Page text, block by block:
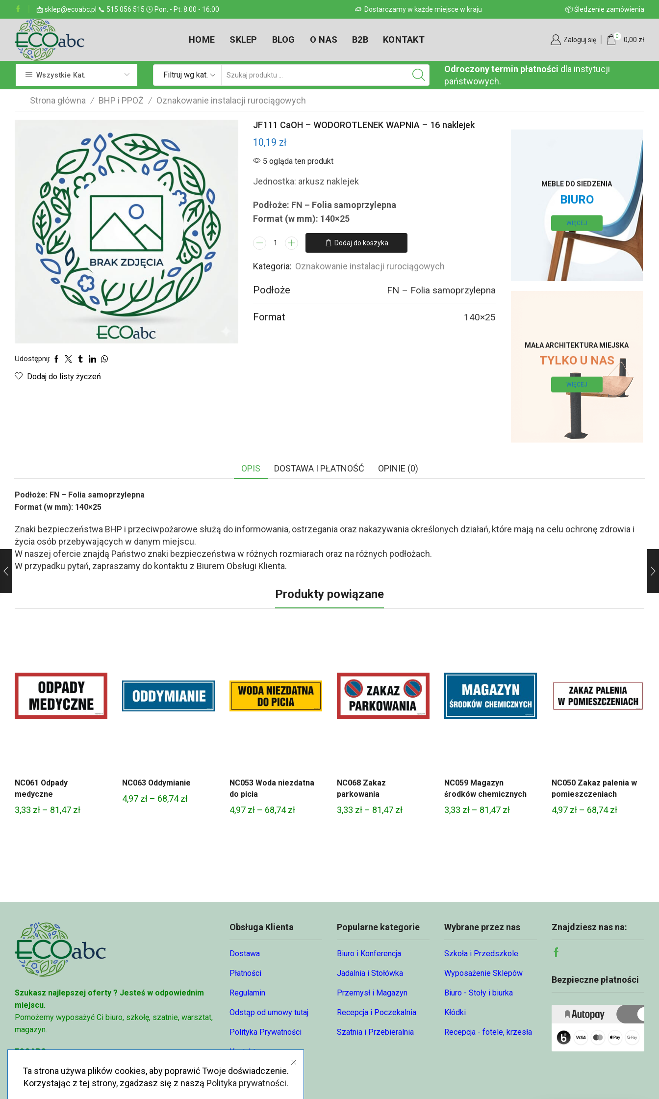
📩 sklep@ecoabc.pl 📞 515 056 515 🕓 Pon. - Pt: 8:00 - 16:00
w kraju Dostarczamy w każde miejsce w kraju Dostarczamy w każde miejsce w kraju 📦 Śledzenie zamówienia
HOME SKLEP BLOG O NAS B2B KONTAKT Zaloguj się 0 0,00 zł
Wszystkie Kat. Filtruj wg kat.
wyszukiwania
Odroczony termin płatności dla instytucji
państwowych.
Strona główna / BHP i PPOŻ / Oznakowanie instalacji rurociągowych
Udostępnij:
Dodaj do listy życzeń
JF111 CaOH – WODOROTLENEK WAPNIA – 16 naklejek
10,19 zł
5 ogląda ten produkt
Jednostka: arkusz naklejek
Podłoże: FN – Folia samoprzylepna
Format (w mm): 140×25
ilość
CaOH
WODOROTLENEK
WAPNIA
-
Dodaj do koszyka
Kategoria: Oznakowanie instalacji rurociągowych
Podłoże FN – Folia samoprzylepna
Format 140×25
MEBLE DO SIEDZENIA
BIURO
WIĘCEJ
MAŁA ARCHITEKTURA MIEJSKA
TYLKO U NAS
WIĘCEJ
OPIS DOSTAWA I PŁATNOŚĆ OPINIE (0)
Podłoże: FN – Folia samoprzylepna
Format (w mm): 140×25
Znaki bezpieczeństwa BHP i przeciwpożarowe służą do informowania, ostrzegania oraz nakazywania określonych działań, które mają na celu ochronę zdrowia i
życia osób przebywających w danym miejscu.
W naszej ofercie znajdą Państwo znaki bezpieczeństwa w różnych rozmiarach oraz na różnych podłożach.
W przypadku pytań, zapraszamy do kontaktu z Biurem Obsługi Klienta.
Produkty powiązane
NC061 Odpady
medyczne
3,33 zł – 81,47 złZakres
NC063 Oddymianie
4,97 zł – 68,74złZakres
NC053 Woda niezdatna
do picia
4,97 zł – 68,74złZakres
NC068 Zakaz
parkowania
3,33 zł – 81,47 złZakres
NC059 Magazyn
środków chemicznych
3,33 zł – 81,47 złZakres
NC050 Zakaz palenia w
pomieszczeniach
4,97 zł – 68,74złZakres
Szukasz najlepszej oferty ? Jesteś w odpowiednim
miejscu.
Pomożemy wyposażyć Ci biuro, szkołę, szatnie, warsztat,
magazyn.
ECOABC
515-056-515
Królewska 6, 05-825 Grodzisk Mazowiecki
Obsługa Klienta
Dostawa
Płatności
Regulamin
Odstąp od umowy tutaj
Polityka Prywatności
Kontakt
O nas
Popularne kategorie
Biuro i Konferencja
Jadalnia i Stołówka
Przemysł i Magazyn
Recepcja i Poczekalnia
Szatnia i Przebieralnia
Wybrane przez nas
Szkoła i Przedszkole
Wyposażenie Sklepów
Biuro - Stoły i biurka
Kłódki
Recepcja - fotele, krzesła
Znajdziesz nas na:
Facebook
Bezpieczne płatności
Ta strona używa plików cookies, aby poprawić Twoje doświadczenie.
Korzystając z tej strony, zgadzasz się z naszą Polityka prywatności.